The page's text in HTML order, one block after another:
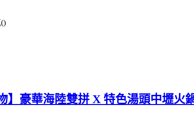
)
】豪華海陸雙拼 X 特色湯頭中壢火